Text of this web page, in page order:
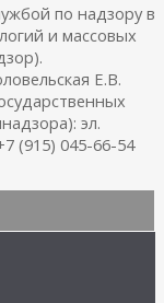
по надзору в
и массовых
Е.В.
эл.
(915) 045-66-54